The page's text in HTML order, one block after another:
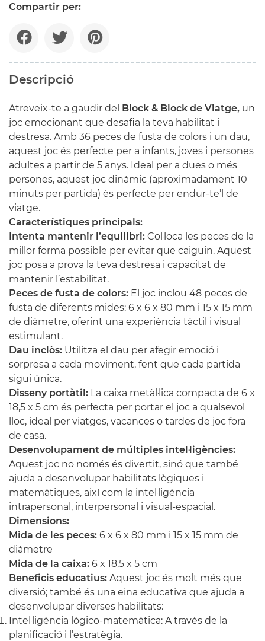
Compartir per:
Descripció
Atreveix-te a gaudir del Block & Block de Viatge, un
joc emocionant que desafia la teva habilitat i
destresa. Amb 36 peces de fusta de colors i un dau,
aquest joc és perfecte per a infants, joves i persones
adultes a partir de 5 anys. Ideal per a dues o més
persones, aquest joc dinàmic (aproximadament 10
minuts per partida) és perfecte per endur-te’l de
viatge.
Característiques principals:
Intenta mantenir l’equilibri: Col·loca les peces de la
millor forma possible per evitar que caiguin. Aquest
joc posa a prova la teva destresa i capacitat de
mantenir l’estabilitat.
Peces de fusta de colors: El joc inclou 48 peces de
fusta de diferents mides: 6 x 6 x 80 mm i 15 x 15 mm
de diàmetre, oferint una experiència tàctil i visual
estimulant.
Dau inclòs: Utilitza el dau per afegir emoció i
sorpresa a cada moviment, fent que cada partida
sigui única.
Disseny portàtil: La caixa metàl·lica compacta de 6 x
18,5 x 5 cm és perfecta per portar el joc a qualsevol
lloc, ideal per viatges, vacances o tardes de joc fora
de casa.
Desenvolupament de múltiples intel·ligències:
Aquest joc no només és divertit, sinó que també
ajuda a desenvolupar habilitats lògiques i
matemàtiques, així com la intel·ligència
intrapersonal, interpersonal i visual-espacial.
Dimensions:
Mida de les peces: 6 x 6 x 80 mm i 15 x 15 mm de
diàmetre
Mida de la caixa: 6 x 18,5 x 5 cm
Beneficis educatius: Aquest joc és molt més que
diversió; també és una eina educativa que ajuda a
desenvolupar diverses habilitats:
Intel·ligència lògico-matemàtica: A través de la
planificació i l’estratègia.